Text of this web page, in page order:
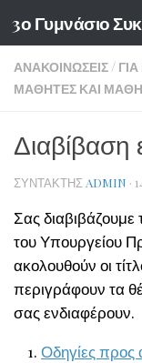
Skip to content
3ο Γυμνάσιο
ΑΝΑΚΟΙΝΏΣΕΙΣ/
ΜΑΘΗΤΈΣ ΚΑΙ
Διαβίβαση
ΣΥΝΤΆΚΤΗΣ ADMIN ·
Σας
του Υπουργείου
ακολουθούν οι
περιγράφουν τα
σας ενδιαφέρουν.
Οδηγίες προς